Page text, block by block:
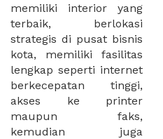
memiliki interior yang
terbaik, berlokasi
strategis di pusat bisnis
kota, memiliki fasilitas
lengkap seperti internet
berkecepatan tinggi,
akses ke printer
maupun faks,
kemudian juga
PT maupun akte
pendirian CV untuk
usaha Anda. Sewa
ruang kantor XWORK
juga mempermudah
proses sewa kantor
Anda, karena anda
dapat memilih kantor
yang akan anda sewa,